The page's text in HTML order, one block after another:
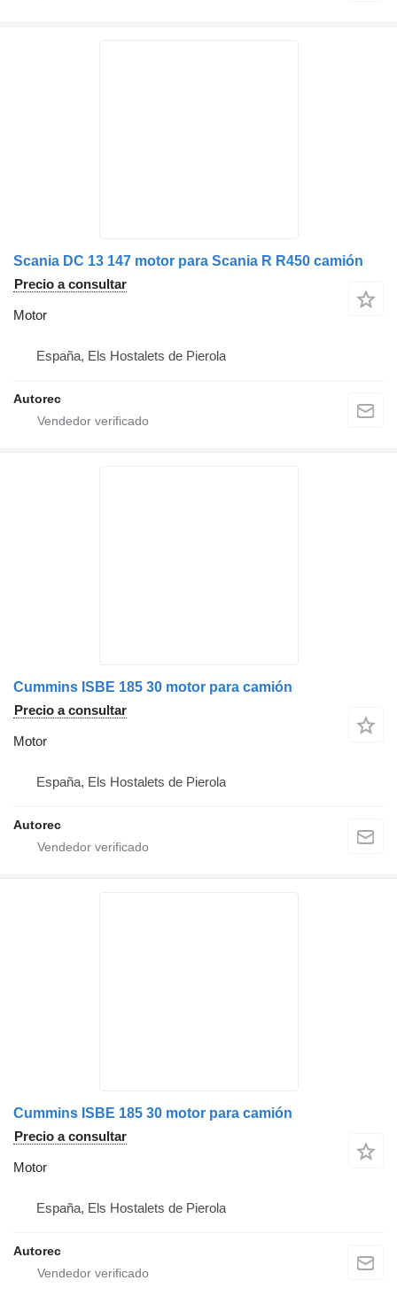
Scania DC 13 147 motor para Scania R R450 camión
Precio a consultar
Motor
España, Els Hostalets de Pierola
Autorec
Cummins ISBE 185 30 motor para camión
Precio a consultar
Motor
España, Els Hostalets de Pierola
Autorec
Cummins ISBE 185 30 motor para camión
Precio a consultar
Motor
España, Els Hostalets de Pierola
Autorec